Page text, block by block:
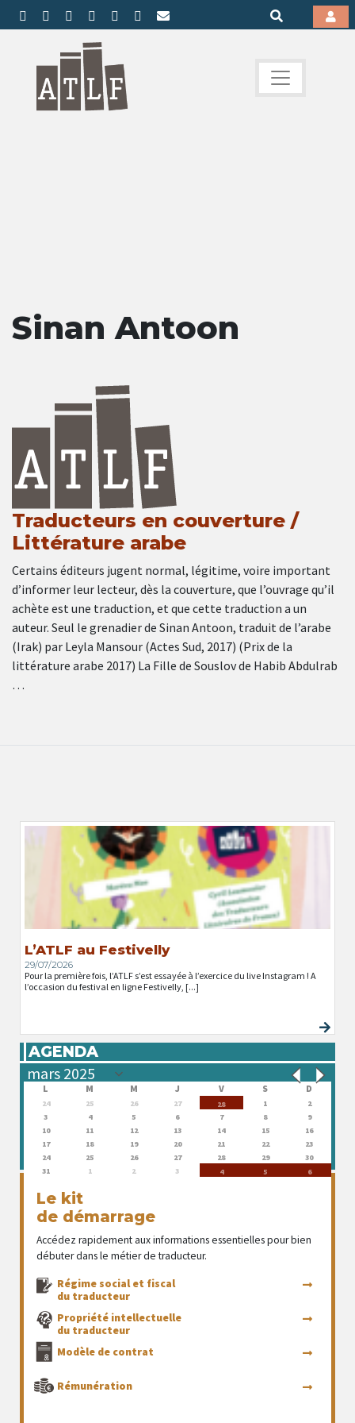
Sinan Antoon
Traducteurs en couverture /
Littérature arabe
Certains éditeurs jugent normal, légitime, voire important
d’informer leur lecteur, dès la couverture, que l’ouvrage qu’il
achète est une traduction, et que cette traduction a un
auteur. Seul le grenadier de Sinan Antoon, traduit de l’arabe
(Irak) par Leyla Mansour (Actes Sud, 2017) (Prix de la
littérature arabe 2017) La Fille de Souslov de Habib Abdulrab
…
L’ATLF au Festivelly
29/07/2026
Pour la première fois, l’ATLF s’est essayée à l’exercice du live Instagram ! A
l’occasion du festival en ligne Festivelly, [...]
AGENDA
L M M J V S D
24 25 26 27 28 1
2
3
4 5 6 7 8
9
10
11 12 13 14 15
16
17
18 19 20 21 22
23
24
25 26 27 28 29
30
31
1 2 3 4 5 6
Le kit
de démarrage
Accédez rapidement aux informations essentielles pour bien
débuter dans le métier de traducteur.
Régime social et fiscal
du traducteur
Propriété intellectuelle
du traducteur
Modèle de contrat
Rémunération